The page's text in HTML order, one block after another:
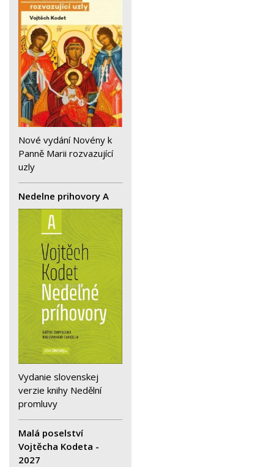
Nové vydání Novény k
Panně Marii rozvazující
uzly
Nedelne prihovory A
Vydanie slovenskej
verzie knihy Nedělní
promluvy
Malá poselství
Vojtěcha Kodeta -
2027